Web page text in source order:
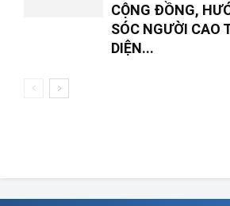
CỘNG ĐỒNG,
SÓC NGƯỜI CAO
DIỆN...